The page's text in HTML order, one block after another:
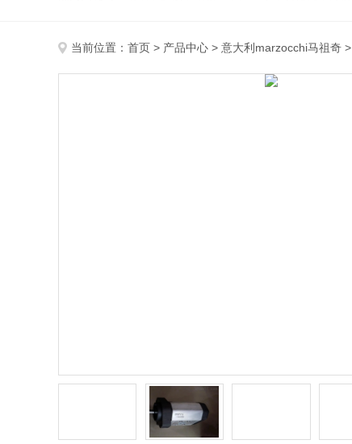
当前位置： 首页 > 产品中心 > 意大利marzocchi马祖奇 >